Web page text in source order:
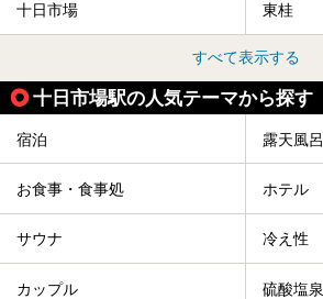
十日市場 東桂
すべて表示する
十日市場駅の人気テーマから探す
宿泊 露天風呂
お食事・食事処 ホテル
サウナ 冷え性
カップル 硫酸塩泉